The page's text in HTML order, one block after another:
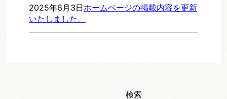
2025年6月3日ホームページの掲載内容を更新
いたしました。